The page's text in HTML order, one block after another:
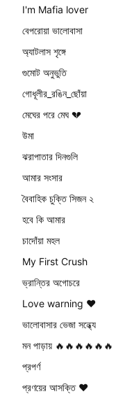
I'm Mafia lover
বেপরোয়া ভালোবাসা
অ্যাটলাস শৃঙ্গে
গুমোট অনুভুতি
গোধূলীর_রঙিন_ছোঁয়া
মেঘের পরে মেঘ 💔
উমা
ঝরাপাতার দিনগুলি
আমার সংসার
বৈবাহিক চুক্তি সিজন ২
হবে কি আমার
চাদোঁয়া মহল
My First Crush
ভ্রান্তির অগোচরে
Love warning ❤
ভালোবাসার ভেজা সন্ধ্যে
মন পাড়ায় 🔥🔥🔥🔥🔥🔥
প্রপর্ণ
প্রণয়ের আসক্তি ❤️